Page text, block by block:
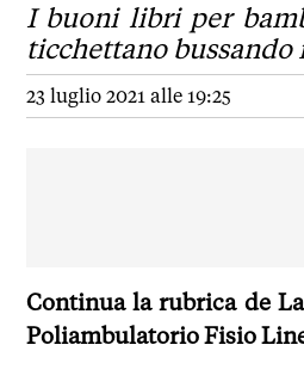
I buoni libri per
ticchettano
23 luglio 2021 alle 19:25
Continua la rubrica de
Poliambulatorio Fisio